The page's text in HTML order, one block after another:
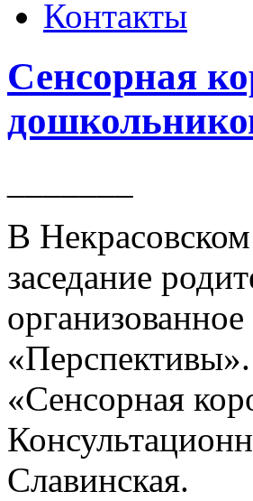
Контакты
Сенсорная
В
заседание
«Сенсорная
Славинская.